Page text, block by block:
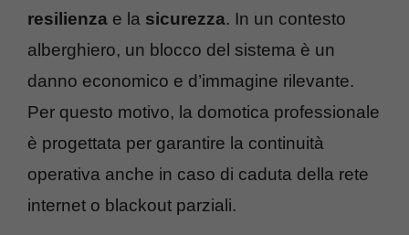
resilienza e la sicurezza. In un contesto
alberghiero, un blocco del sistema è un
danno economico e d’immagine rilevante.
Per questo motivo, la domotica professionale
è progettata per garantire la continuità
operativa anche in caso di caduta della rete
internet o blackout parziali.